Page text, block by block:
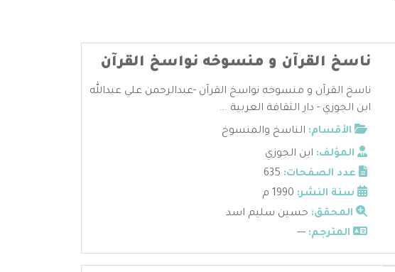
ناسخ القرآن و منسوخه نواسخ القرآن
ناسخ القرآن و منسوخه نواسخ القرآن -عبدالرحمن علي عبدالله
ابن الجوزي - دار الثقافة العربية ...
الأقسام: الناسخ والمنسوخ
المؤلف: ابن الجوزي
عدد الصفحات:
سنة النشر:
المحقق: حسين سليم اسد
المترجم: ---